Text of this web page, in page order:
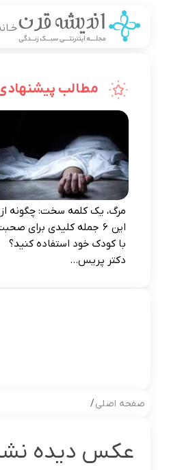
صفحه اصلی/
عکس دیده
مطالب
مرگ، یک کلمه سخت: چگونه از
این ۶ جمله کلیدی برای
با کودک خود استفاده کنید؟
دکتر پریس...